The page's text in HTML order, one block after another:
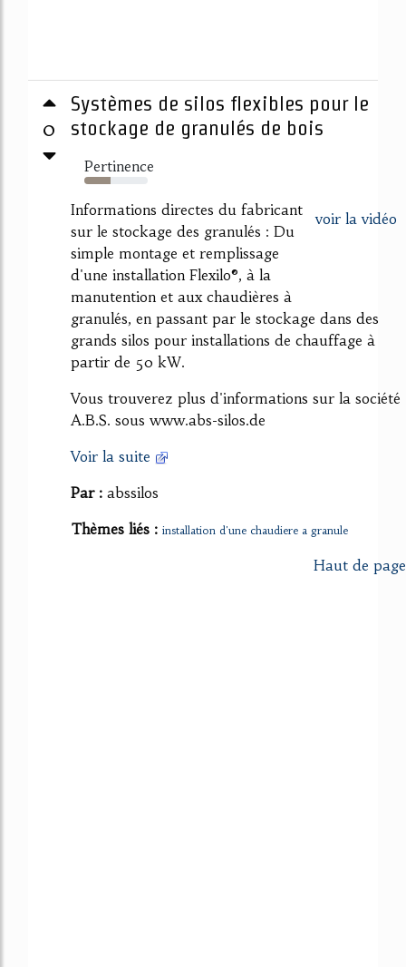
0
Systèmes de silos flexibles pour le
stockage de granulés de bois
Pertinence
42%
voir la vidéo
Informations directes du fabricant
sur le stockage des granulés : Du
simple montage et remplissage
d'une installation Flexilo®, à la
manutention et aux chaudières à
granulés, en passant par le stockage dans des
grands silos pour installations de chauffage à
partir de 50 kW.
Vous trouverez plus d'informations sur la société
A.B.S. sous www.abs-silos.de
Voir la suite
Par : abssilos
Thèmes liés : installation d'une chaudiere a granule
Haut de page